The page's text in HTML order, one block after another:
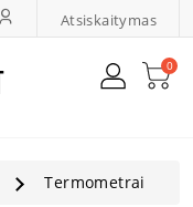
Atsiskaitymas
0
Termometrai